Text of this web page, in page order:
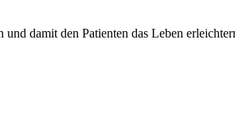
damit den Patienten das Leben